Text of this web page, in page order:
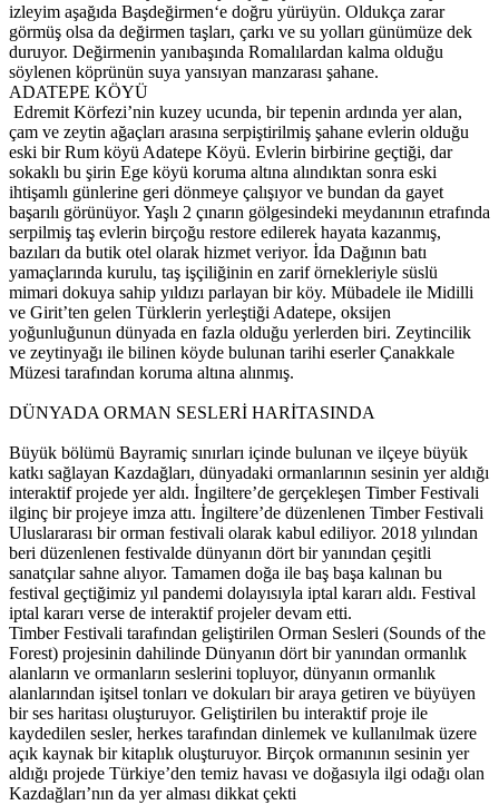
izleyim aşağıda Başdeğirmen‘e doğru yürüyün. Oldukça zarar
görmüş olsa da değirmen taşları, çarkı ve su yolları günümüze dek
duruyor. Değirmenin yanıbaşında Romalılardan kalma olduğu
söylenen köprünün suya yansıyan manzarası şahane.
ADATEPE KÖYÜ
Edremit Körfezi’nin kuzey ucunda, bir tepenin ardında yer alan,
çam ve zeytin ağaçları arasına serpiştirilmiş şahane evlerin olduğu
eski bir Rum köyü Adatepe Köyü. Evlerin birbirine geçtiği, dar
sokaklı bu şirin Ege köyü koruma altına alındıktan sonra eski
ihtişamlı günlerine geri dönmeye çalışıyor ve bundan da gayet
başarılı görünüyor. Yaşlı 2 çınarın gölgesindeki meydanının etrafında
serpilmiş taş evlerin birçoğu restore edilerek hayata kazanmış,
bazıları da butik otel olarak hizmet veriyor. İda Dağının batı
yamaçlarında kurulu, taş işçiliğinin en zarif örnekleriyle süslü
mimari dokuya sahip yıldızı parlayan bir köy. Mübadele ile Midilli
ve Girit’ten gelen Türklerin yerleştiği Adatepe, oksijen
yoğunluğunun dünyada en fazla olduğu yerlerden biri. Zeytincilik
ve zeytinyağı ile bilinen köyde bulunan tarihi eserler Çanakkale
Müzesi tarafından koruma altına alınmış.
DÜNYADA ORMAN SESLERİ HARİTASINDA
Büyük bölümü Bayramiç sınırları içinde bulunan ve ilçeye büyük
katkı sağlayan Kazdağları, dünyadaki ormanlarının sesinin yer aldığı
interaktif projede yer aldı. İngiltere’de gerçekleşen Timber Festivali
ilginç bir projeye imza attı. İngiltere’de düzenlenen Timber Festivali
Uluslararası bir orman festivali olarak kabul ediliyor. 2018 yılından
beri düzenlenen festivalde dünyanın dört bir yanından çeşitli
sanatçılar sahne alıyor. Tamamen doğa ile baş başa kalınan bu
festival geçtiğimiz yıl pandemi dolayısıyla iptal kararı aldı. Festival
iptal kararı verse de interaktif projeler devam etti.
Timber Festivali tarafından geliştirilen Orman Sesleri (Sounds of the
Forest) projesinin dahilinde Dünyanın dört bir yanından ormanlık
alanların ve ormanların seslerini topluyor, dünyanın ormanlık
alanlarından işitsel tonları ve dokuları bir araya getiren ve büyüyen
bir ses haritası oluşturuyor. Geliştirilen bu interaktif proje ile
kaydedilen sesler, herkes tarafından dinlemek ve kullanılmak üzere
açık kaynak bir kitaplık oluşturuyor. Birçok ormanının sesinin yer
aldığı projede Türkiye’den temiz havası ve doğasıyla ilgi odağı olan
Kazdağları’nın da yer alması dikkat çekti